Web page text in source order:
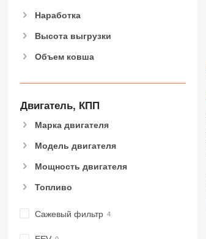
Наработка
Высота выгрузки
Объем ковша
Двигатель, КПП
Марка двигателя
Модель двигателя
Мощность двигателя
Топливо
Сажевый фильтр